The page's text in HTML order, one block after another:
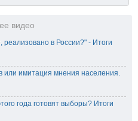
видео
в России?" - Итоги
или имитация мнения населения.
года готовят выборы? Итоги